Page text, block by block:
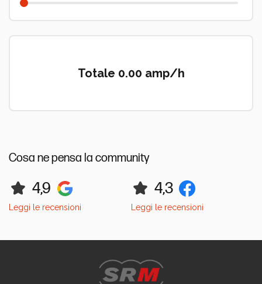
Totale 0.00 amp/h
Cosa ne pensa la community
4,9
Leggi le recensioni
4,3
Leggi le recensioni